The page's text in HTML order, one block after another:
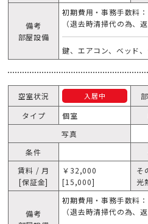
備考
部屋設備
初期費用・事務手数料
（退去時清掃代の為、返
鍵、エアコン、ベッド、
空室状況 入居中
タイプ
個室
写真
条件
賃料 / 月
[保証金]
￥32,000
[15,000]
そ
光
備考
初期費用・事務手数料
（退去時清掃代の為、返